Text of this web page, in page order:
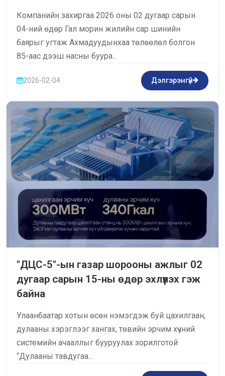
Компанийн захиргаа 2026 оны 02 дугаар сарын
04-ний өдөр Гал морин жилийн сар шинийн
баярыг угтаж Ахмадуудынхаа төлөөлөл болгон
85-аас дээш насны буура...
2026-02-04 Дэлгэрэнгүй
"ДЦС-5"-ын газар шорооны ажлыг 02
дугаар сарын 15-ны өдөр эхлүүлэх гэж
байна
Улаанбаатар хотын өсөн нэмэгдэж буй цахилгаан,
дулааны хэрэглээг хангах, төвийн эрчим хүчний
системийн ачааллыг бууруулах зорилготой
“Дулааны тавдугаа...